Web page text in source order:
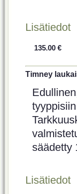
Lisätiedot
135.00 €
Timney
säädetty
Lisätiedot